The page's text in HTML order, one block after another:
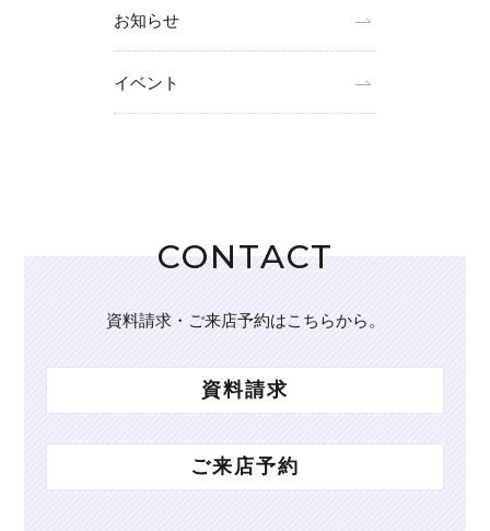
お知らせ
イベント
CONTACT
資料請求・ご来店予約はこちらから。
資料請求
ご来店予約